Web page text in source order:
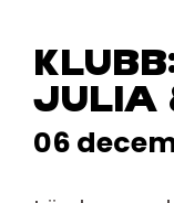
JULIA
06